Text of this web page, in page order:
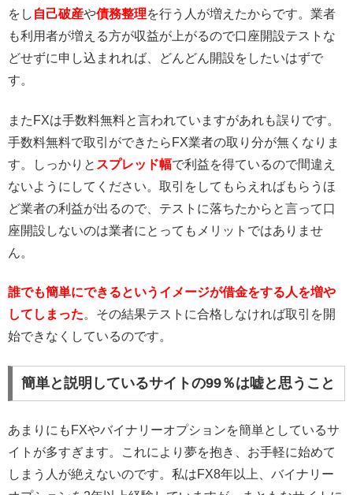
をし 自己破産や債務整理を行う人が増えたからです。業者
も利用者が増える方が収益が上がるので口座開設テストな
どせずに申し込まれれば、どんどん開設をしたいはずで
す。
またFXは手数料無料と言われていますがあれも誤りです。
手数料無料で取引ができたらFX業者の取り分が無くなりま
す。しっかりと スプレッド幅で利益を得ているので間違え
ないようにしてください。取引をしてもらえればもらうほ
ど業者の利益が出るので、テストに落ちたからと言って口
座開設しないのは業者にとってもメリットではありませ
ん。
誰でも簡単にできるというイメージが借金をする人を増や
してしまった。その結果テストに合格しなければ取引を開
始できなくしているのです。
簡単と説明しているサイトの99％は嘘と思うこと
あまりにもFXやバイナリーオプションを簡単としているサ
イトが多すぎます。これにより夢を抱き、お手軽に始めて
しまう人が絶えないのです。私はFX8年以上、バイナリー